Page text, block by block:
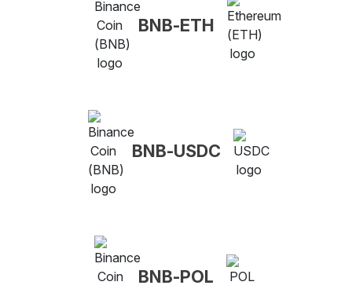
BNB-ETH
BNB-USDC
BNB-POL